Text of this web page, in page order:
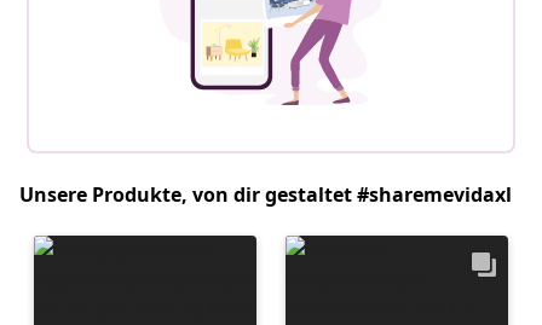
Unsere Produkte, von dir gestaltet #sharemevidaxl